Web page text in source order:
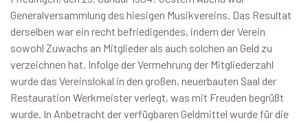
Generalversammlung des hiesigen Musikvereins. Das Resultat
derselben war ein recht befriedigendes, indem der Verein
sowohl Zuwachs an Mitglieder als auch solchen an Geld zu
verzeichnen hat. Infolge der Vermehrung der Mitgliederzahl
wurde das Vereinslokal in den großen, neuerbauten Saal der
Restauration Werkmeister verlegt, was mit Freuden begrüßt
wurde. In Anbetracht der verfügbaren Geldmittel wurde für die